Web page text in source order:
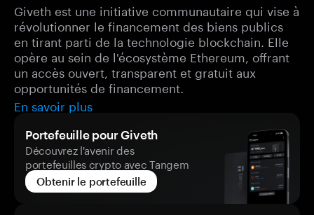
Giveth est une initiative communautaire qui vise à
révolutionner le financement des biens publics
en tirant parti de la technologie blockchain. Elle
opère au sein de l'écosystème Ethereum, offrant
un accès ouvert, transparent et gratuit aux
opportunités de financement.
En savoir plus
Portefeuille pour Giveth
Découvrez l'avenir des
portefeuilles crypto avec Tangem
Obtenir le portefeuille